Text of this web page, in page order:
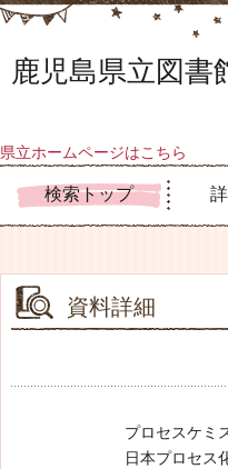
鹿児島県立図書
県立ホームページはこちら
検索トップ
資料詳細
プロセスケミ
日本プロセス